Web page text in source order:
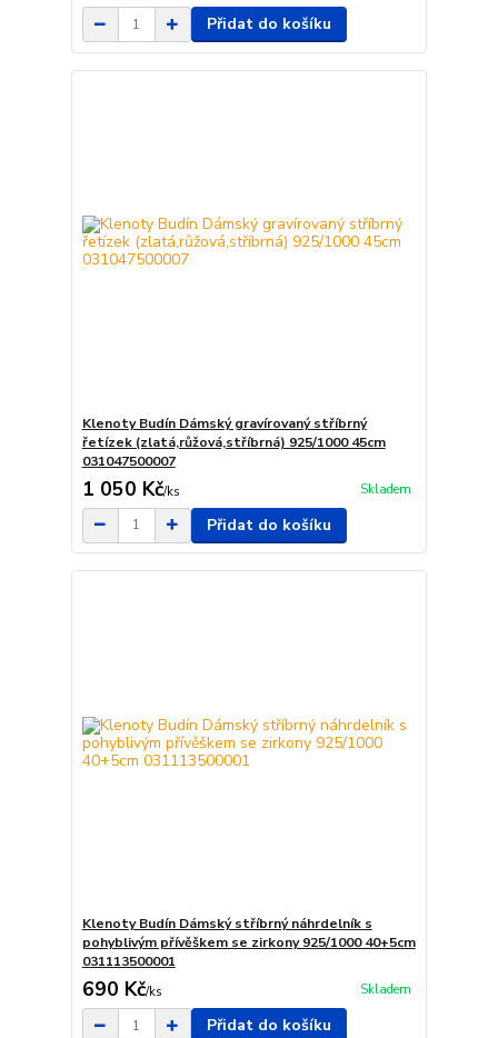
Přidat do košíku
Klenoty Budín Dámský gravírovaný stříbrný
řetízek (zlatá,růžová,stříbrná) 925/1000 45cm
031047500007
1 050 Kč/ks Skladem
Přidat do košíku
Klenoty Budín Dámský stříbrný náhrdelník s
pohyblivým přívěškem se zirkony 925/1000 40+5cm
031113500001
690 Kč/ks Skladem
Přidat do košíku